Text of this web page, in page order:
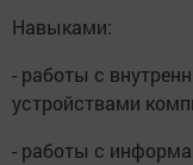
Навыками:
- работы с
устройствами
- работы с